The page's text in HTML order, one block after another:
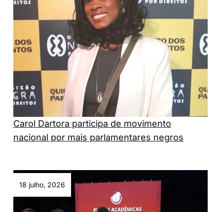
Carol Dartora participa de movimento
nacional por mais parlamentares negros
18 julho, 2026